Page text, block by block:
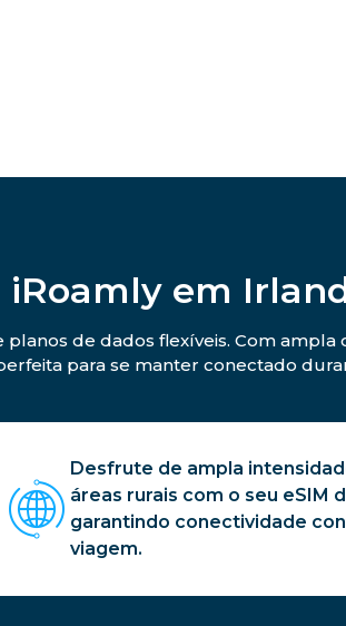
iRoamly em
de dados flexíveis. Com ampla
para se manter conectado
Desfrute de ampla
áreas rurais com o seu eSIM
garantindo conectividade
viagem.